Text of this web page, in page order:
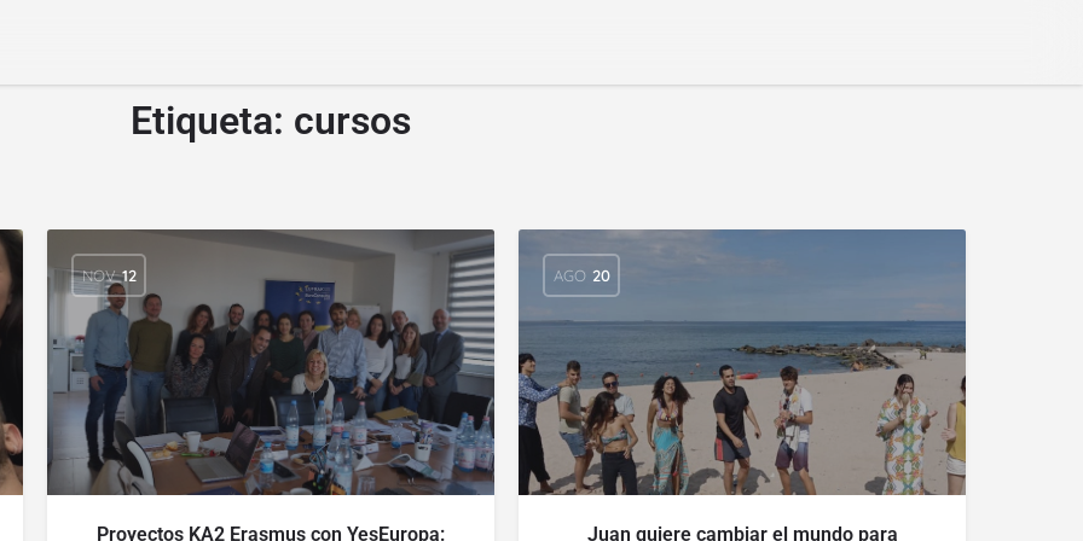
Etiqueta: cursos
NOV 12
Proyectos KA2 Erasmus con YesEuropa:
AGO 20
Juan quiere cambiar el mundo para